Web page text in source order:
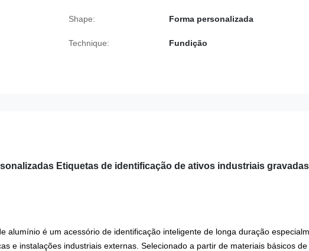
Shape: Forma personalizada
Technique: Fundição
Etiquetas de identificação de ativos industriais
alumínio é um acessório de identificação inteligente de longa duração
e instalações industriais externas. Selecionado a partir de materiais básicos de